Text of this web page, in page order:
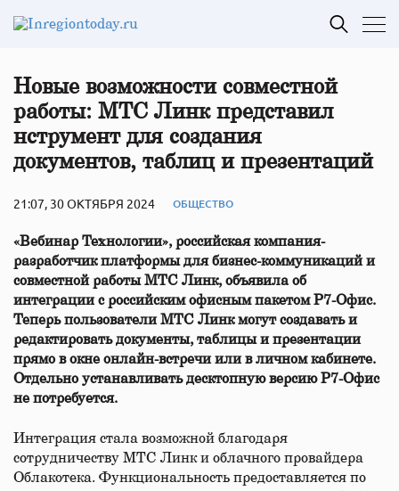
Новые возможности совместной
работы: МТС Линк представил
нструмент для создания
документов, таблиц и презентаций
21:07, 30 ОКТЯБРЯ 2024 ОБЩЕСТВО
«Вебинар Технологии», российская компания-
разработчик платформы для бизнес-коммуникаций и
совместной работы МТС Линк, объявила об
интеграции с российским офисным пакетом Р7-Офис.
Теперь пользователи МТС Линк могут создавать и
редактироватьдокументы, таблицы и презентации
прямо в окне онлайн-встречи или в личном кабинете.
Отдельно устанавливатьдесктопную версиюР7-Офис
не потребуется.
Интеграция стала возможной благодаря
сотрудничеству МТС Линк и облачного провайдера
Облакотека. Функциональность предоставляется по